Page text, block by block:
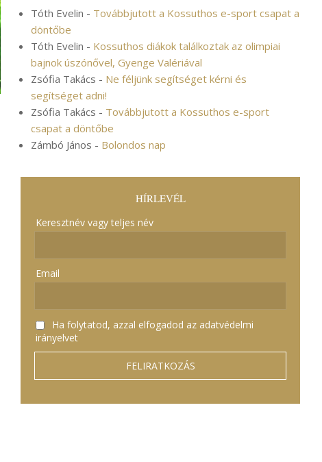
Tóth Evelin - Továbbjutott a Kossuthos e-sport csapat a
döntőbe
Tóth Evelin - Kossuthos diákok találkoztak az olimpiai
bajnok úszónővel, Gyenge Valériával
Zsófia Takács - Ne féljünk segítséget kérni és
segítséget adni!
Zsófia Takács - Továbbjutott a Kossuthos e-sport
csapat a döntőbe
Zámbó János - Bolondos nap
HÍRLEVÉL
Keresztnév vagy teljes név
Email
Ha folytatod, azzal elfogadod az adatvédelmi
irányelvet